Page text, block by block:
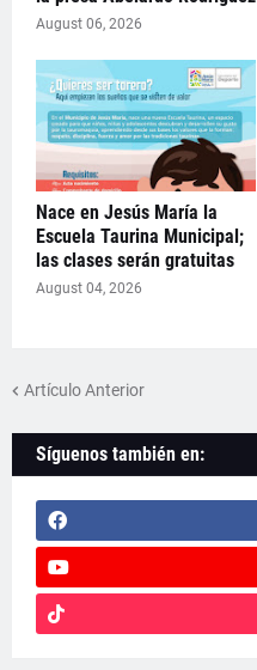
August 06, 2026
Nace en Jesús María la
Escuela Taurina Municipal;
las clases serán gratuitas
August 04, 2026
Artículo Anterior
Síguenos también en: